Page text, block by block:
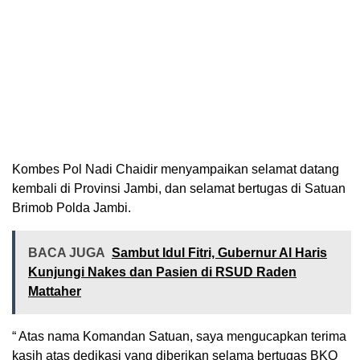
Kombes Pol Nadi Chaidir menyampaikan selamat datang
kembali di Provinsi Jambi, dan selamat bertugas di Satuan
Brimob Polda Jambi.
BACA JUGA Sambut Idul Fitri, Gubernur Al Haris
Kunjungi Nakes dan Pasien di RSUD Raden
Mattaher
“ Atas nama Komandan Satuan, saya mengucapkan terima
kasih atas dedikasi yang diberikan selama bertugas BKO